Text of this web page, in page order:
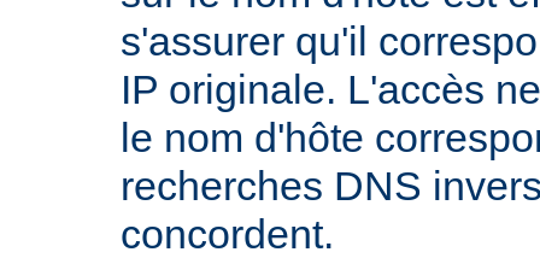
s'assurer qu'il
IP originale. L'accès
le nom d'hôte
recherches DNS
concordent.